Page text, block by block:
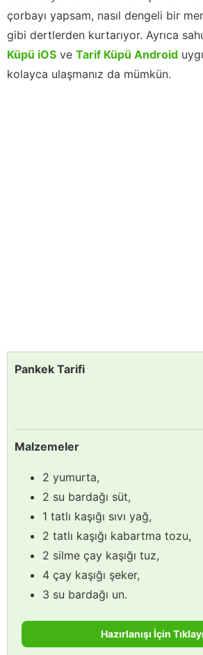
çorbayı yapsam, nasıl dengeli bir
gibi dertlerden kurtarıyor. Ayrıca
Küpü iOS ve Tarif Küpü Android
kolayca ulaşmanız da mümkün.
Pankek Tarifi
Malzemeler
2 yumurta,
2 su bardağı süt,
1 tatlı kaşığı sıvı yağ,
2 tatlı kaşığı kabartma tozu,
2 silme çay kaşığı tuz,
4 çay kaşığı şeker,
3 su bardağı un.
Hazırlanışı İçin